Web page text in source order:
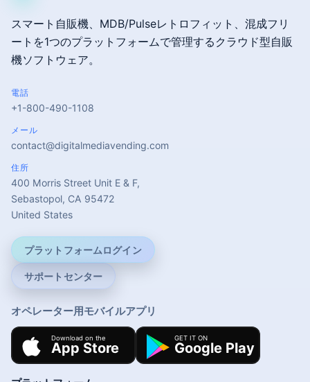
スマート自販機、MDB/Pulseレトロフィット、混成フリ
ートを1つのプラットフォームで管理するクラウド型自販
機ソフトウェア。
電話
+1-800-490-1108
メール
contact@digitalmediavending.com
住所
400 Morris Street Unit E & F,
Sebastopol, CA 95472
United States
プラットフォームログイン
サポートセンター
オペレーター用モバイルアプリ